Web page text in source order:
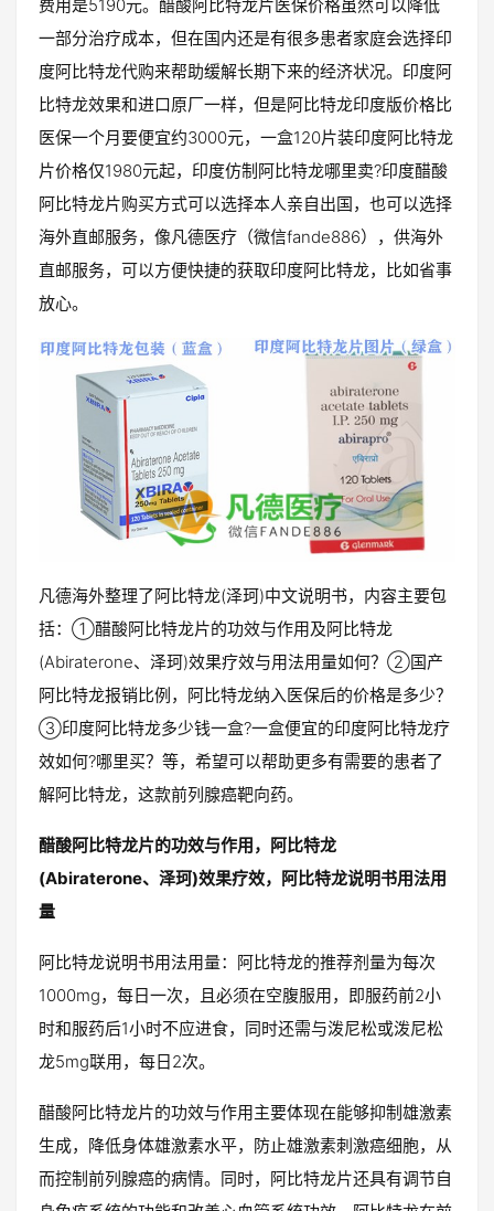
费用是5190元。醋酸阿比特龙片医保价格虽然可以降低
一部分治疗成本，但在国内还是有很多患者家庭会选择印
度阿比特龙代购来帮助缓解长期下来的经济状况。印度阿
比特龙效果和进口原厂一样，但是阿比特龙印度版价格比
医保一个月要便宜约3000元，一盒120片装印度阿比特龙
片价格仅1980元起，印度仿制阿比特龙哪里卖?印度醋酸
阿比特龙片购买方式可以选择本人亲自出国，也可以选择
海外直邮服务，像凡德医疗（微信fande886），供海外
直邮服务，可以方便快捷的获取印度阿比特龙，比如省事
放心。
凡德海外整理了阿比特龙(泽珂)中文说明书，内容主要包
括：①醋酸阿比特龙片的功效与作用及阿比特龙
(Abiraterone、泽珂)效果疗效与用法用量如何？②国产
阿比特龙报销比例，阿比特龙纳入医保后的价格是多少？
③印度阿比特龙多少钱一盒?一盒便宜的印度阿比特龙疗
效如何?哪里买？等，希望可以帮助更多有需要的患者了
解阿比特龙，这款前列腺癌靶向药。
醋酸阿比特龙片的功效与作用，阿比特龙
(Abiraterone、泽珂)效果疗效，阿比特龙说明书用法用
量
阿比特龙说明书用法用量：阿比特龙的推荐剂量为每次
1000mg，每日一次，且必须在空腹服用，即服药前2小
时和服药后1小时不应进食，同时还需与泼尼松或泼尼松
龙5mg联用，每日2次。
醋酸阿比特龙片的功效与作用主要体现在能够抑制雄激素
生成，降低身体雄激素水平，防止雄激素刺激癌细胞，从
而控制前列腺癌的病情。同时，阿比特龙片还具有调节自